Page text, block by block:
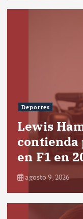
Deportes
Lewis
contienda
en F1 en
agosto 9, 2026